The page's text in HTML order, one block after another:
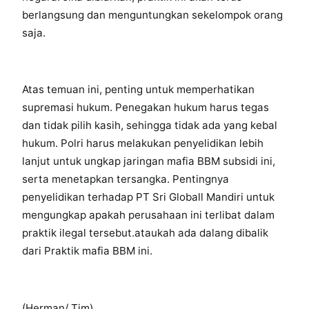
berlangsung dan menguntungkan sekelompok orang
saja.
Atas temuan ini, penting untuk memperhatikan
supremasi hukum. Penegakan hukum harus tegas
dan tidak pilih kasih, sehingga tidak ada yang kebal
hukum. Polri harus melakukan penyelidikan lebih
lanjut untuk ungkap jaringan mafia BBM subsidi ini,
serta menetapkan tersangka. Pentingnya
penyelidikan terhadap PT Sri Globall Mandiri untuk
mengungkap apakah perusahaan ini terlibat dalam
praktik ilegal tersebut.ataukah ada dalang dibalik
dari Praktik mafia BBM ini.